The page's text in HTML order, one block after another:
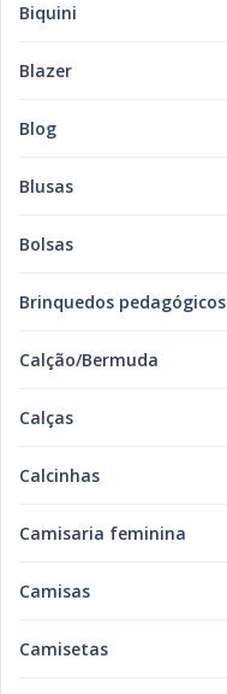
Biquini
Blazer
Blog
Blusas
Bolsas
Brinquedos pedagógicos
Calção/Bermuda
Calças
Calcinhas
Camisaria feminina
Camisas
Camisetas